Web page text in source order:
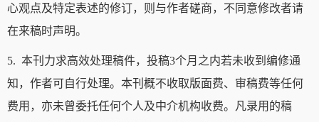
心观点及特定表述的修订，则与作者磋商，不同意修改者请
在来稿时声明。
5. 本刊力求高效处理稿件，投稿3个月之内若未收到编修通
知，作者可自行处理。本刊概不收取版面费、审稿费等任何
费用，亦未曾委托任何个人及中介机构收费。凡录用的稿